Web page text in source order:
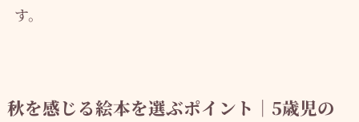
す。
秋を感じる絵本を選ぶポイント｜5歳児の